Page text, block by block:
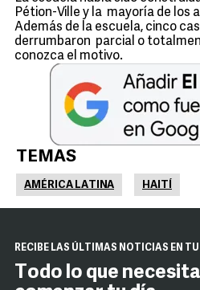
Pétion-Ville y la mayoría de los
Además de la escuela, cinco
derrumbaron parcial o
conozca el motivo.
TEMAS
AMÉRICA LATINA HAITÍ
RECIBE LAS ÚLTIMAS NOTICIAS EN
Todo lo que